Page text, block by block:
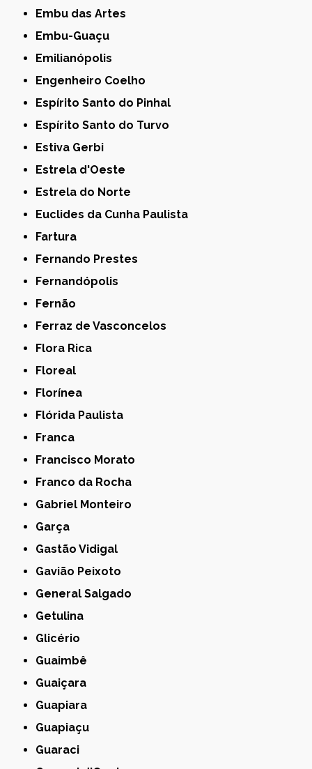
Embu das Artes
Embu-Guaçu
Emilianópolis
Engenheiro Coelho
Espírito Santo do Pinhal
Espírito Santo do Turvo
Estiva Gerbi
Estrela d'Oeste
Estrela do Norte
Euclides da Cunha Paulista
Fartura
Fernando Prestes
Fernandópolis
Fernão
Ferraz de Vasconcelos
Flora Rica
Floreal
Florínea
Flórida Paulista
Franca
Francisco Morato
Franco da Rocha
Gabriel Monteiro
Garça
Gastão Vidigal
Gavião Peixoto
General Salgado
Getulina
Glicério
Guaimbê
Guaiçara
Guapiara
Guapiaçu
Guaraci